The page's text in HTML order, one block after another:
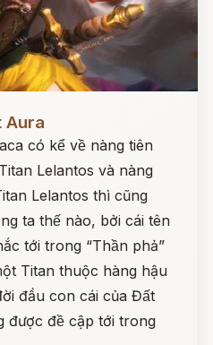
Aura
có kể về nàng tiên
Lelantos và nàng
Lelantos thì cũng
ta thế nào, bởi cái tên
tới trong “Thần phả”
Titan thuộc hàng hậu
đầu con cái của Đất
được đề cập tới trong